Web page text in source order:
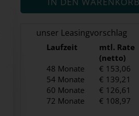
unser Leasingvorschlag
Laufzeit
mtl. Rate
(netto)
48 Monate
€ 153,06
54 Monate
€ 139,21
60 Monate
€ 126,61
72 Monate
€ 108,97